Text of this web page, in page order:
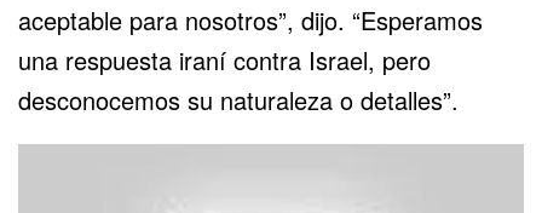
aceptable para nosotros”, dijo. “Esperamos
una respuesta iraní contra Israel, pero
desconocemos su naturaleza o detalles”.